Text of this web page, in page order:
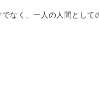
なく、一人の人間として